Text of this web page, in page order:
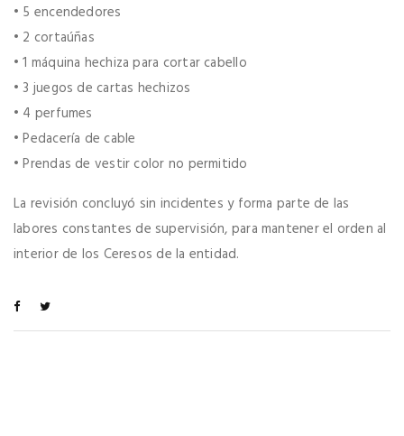
• 5 encendedores
• 2 cortaúñas
• 1 máquina hechiza para cortar cabello
• 3 juegos de cartas hechizos
• 4 perfumes
• Pedacería de cable
• Prendas de vestir color no permitido
La revisión concluyó sin incidentes y forma parte de las
labores constantes de supervisión, para mantener el orden al
interior de los Ceresos de la entidad.